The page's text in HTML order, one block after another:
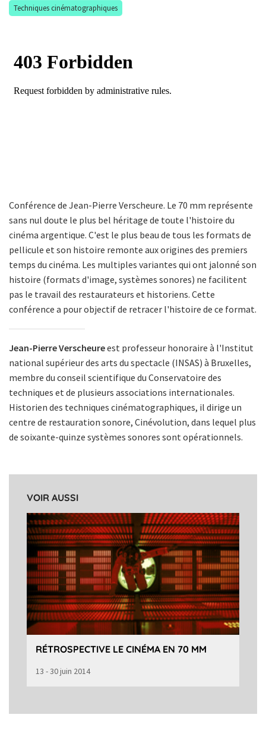
Techniques cinématographiques
Conférence de Jean-Pierre Verscheure. Le 70 mm représente
sans nul doute le plus bel héritage de toute l'histoire du
cinéma argentique. C'est le plus beau de tous les formats de
pellicule et son histoire remonte aux origines des premiers
temps du cinéma. Les multiples variantes qui ont jalonné son
histoire (formats d'image, systèmes sonores) ne facilitent
pas le travail des restaurateurs et historiens. Cette
conférence a pour objectif de retracer l'histoire de ce format.
Jean-Pierre Verscheureest professeur honoraire à l'Institut
national supérieur des arts du spectacle (INSAS) à Bruxelles,
membre du conseil scientifique du Conservatoire des
techniques et de plusieurs associations internationales.
Historien des techniques cinématographiques, il dirige un
centre de restauration sonore, Cinévolution, dans lequel plus
de soixante-quinze systèmes sonores sont opérationnels.
VOIR AUSSI
RÉTROSPECTIVE LE CINÉMA EN 70 MM
13 - 30 juin 2014